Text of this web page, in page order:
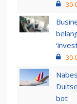
30-
30-
bot